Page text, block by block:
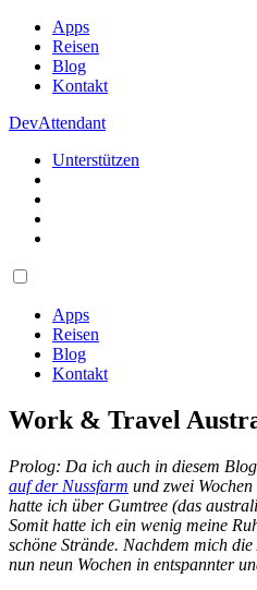
Apps
Reisen
Blog
Kontakt
DevAttendant
Unterstützen
Apps
Reisen
Blog
Kontakt
Work & Travel
Prolog: Da ich auch in diesem
auf der Nussfarm und zwei
hatte ich über Gumtree (das
Somit hatte ich ein wenig meine
schöne Strände. Nachdem mich
nun neun Wochen in entspannter